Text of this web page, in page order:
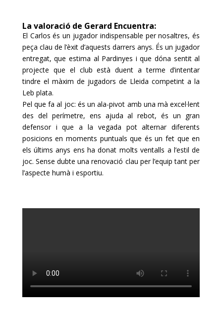
La valoració de Gerard Encuentra:
El Carlos és un jugador indispensable per nosaltres, és
peça clau de l’èxit d’aquests darrers anys. És un jugador
entregat, que estima al Pardinyes i que dóna sentit al
projecte que el club està duent a terme d’intentar
tindre el màxim de jugadors de Lleida competint a la
Leb plata.
Pel que fa al joc: és un ala-pivot amb una mà excel·lent
des del perímetre, ens ajuda al rebot, és un gran
defensor i que a la vegada pot alternar diferents
posicions en moments puntuals que és un fet que en
els últims anys ens ha donat molts ventalls a l’estil de
joc. Sense dubte una renovació clau per l’equip tant per
l’aspecte humà i esportiu.